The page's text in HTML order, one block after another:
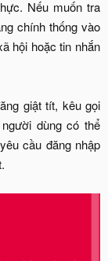
Nếu muốn tra
chính thống vào
hội hoặc tin nhắn
giật tít, kêu gọi
dùng có thể
cầu đăng nhập